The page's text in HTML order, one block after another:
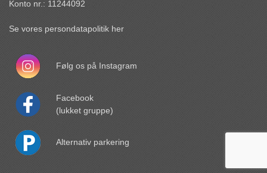
Konto nr.: 11244092
Se vores persondatapolitik her
Følg os på Instagram
Facebook
(lukket gruppe)
Alternativ parkering